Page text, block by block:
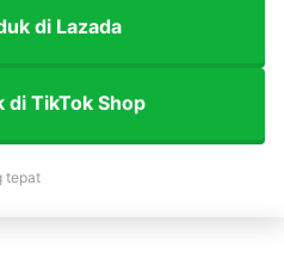
di Lazada
di TikTok Shop
tepat